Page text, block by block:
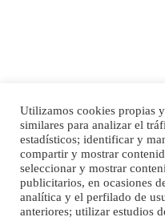
SHIBA PERDIDO AVDA JOSE
PERRO MACHO RAZA SHIBA CON
MESA Y LOPEZ. ES MUY
Leales.org » Gran Canaria | 6.7.2025
Inicio Publicidad
Aviso Legal
Utilizamos cookies propias
similares para analizar el
estadísticos; identificar y
compartir y mostrar
seleccionar y mostrar
publicitarios, en ocasiones
analítica y el perfilado de
anteriores; utilizar estudios